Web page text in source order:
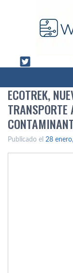
ECOTREK,
TRANSPORTE
Publicado el 28